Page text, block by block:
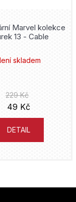
Marvel kolekce
13 - Cable
skladem
229 Kč
49 Kč
DETAIL